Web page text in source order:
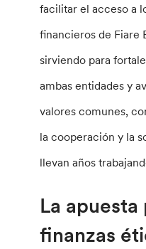
facilitar el acceso a
financieros de Fiare
sirviendo para
ambas entidades y
valores comunes,
la cooperación y la
llevan años
La apuesta
finanzas